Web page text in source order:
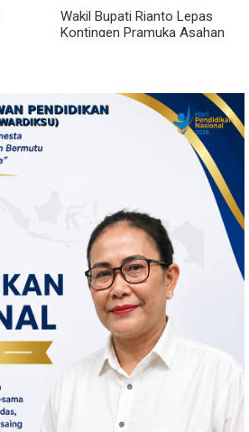
Wakil Bupati Rianto Lepas
Kontingen Pramuka Asahan